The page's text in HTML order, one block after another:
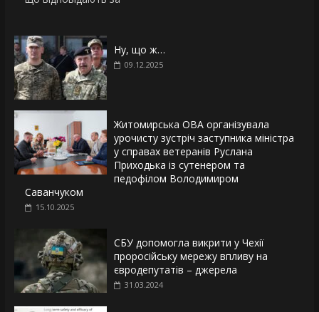
Ну, що ж…
09.12.2025
Житомирська ОВА організувала
урочисту зустріч заступника міністра
у справах ветеранів Руслана
Приходька із сутенером та
педофілом Володимиром
Саванчуком
15.10.2025
СБУ допомогла викрити у Чехії
проросійську мережу впливу на
євродепутатів – джерела
31.03.2024